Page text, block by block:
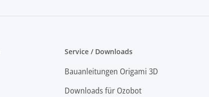
Service / Downloads
Bauanleitungen Origami 3D
Downloads für Ozobot